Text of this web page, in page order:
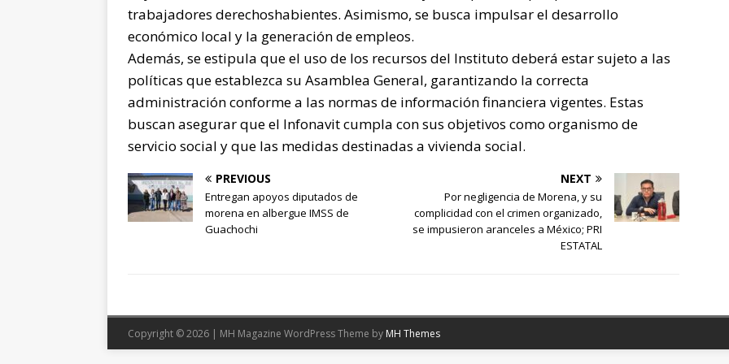
trabajadores derechoshabientes. Asimismo, se busca impulsar el desarrollo
económico local y la generación de empleos.
Además, se estipula que el uso de los recursos del Instituto deberá estar sujeto a las
políticas que establezca su Asamblea General, garantizando la correcta
administración conforme a las normas de información financiera vigentes. Estas
buscan asegurar que el Infonavit cumpla con sus objetivos como organismo de
servicio social y que las medidas destinadas a vivienda social.
PREVIOUS
Entregan apoyos diputados de
morena en albergue IMSS de
Guachochi
NEXT
Por negligencia de Morena, y su
complicidad con el crimen organizado,
se impusieron aranceles a México; PRI
ESTATAL
Copyright © 2026 | MH Magazine WordPress Theme by MH Themes